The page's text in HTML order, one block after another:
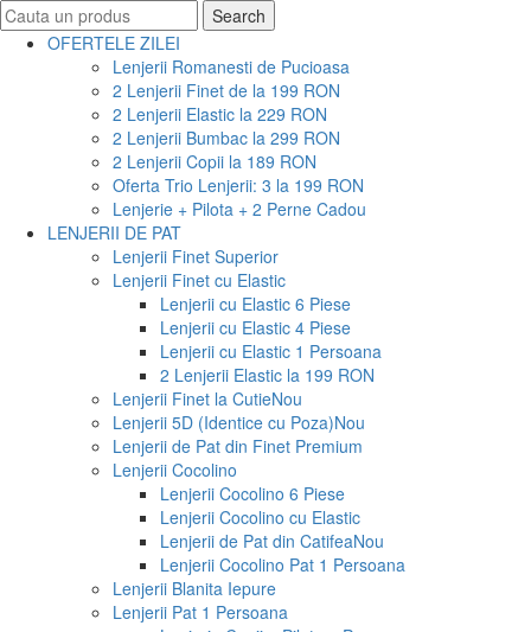
Search
for:
Search
OFERTELE ZILEI
Lenjerii Romanesti de Pucioasa
2 Lenjerii Finet de la 199 RON
2 Lenjerii Elastic la 229 RON
2 Lenjerii Bumbac la 299 RON
2 Lenjerii Copii la 189 RON
Oferta Trio Lenjerii: 3 la 199 RON
Lenjerie + Pilota + 2 Perne Cadou
LENJERII DE PAT
Lenjerii Finet Superior
Lenjerii Finet cu Elastic
Lenjerii cu Elastic 6 Piese
Lenjerii cu Elastic 4 Piese
Lenjerii cu Elastic 1 Persoana
2 Lenjerii Elastic la 199 RON
Lenjerii Finet la CutieNou
Lenjerii 5D (Identice cu Poza)Nou
Lenjerii de Pat din Finet Premium
Lenjerii Cocolino
Lenjerii Cocolino 6 Piese
Lenjerii Cocolino cu Elastic
Lenjerii de Pat din CatifeaNou
Lenjerii Cocolino Pat 1 Persoana
Lenjerii Blanita Iepure
Lenjerii Pat 1 Persoana